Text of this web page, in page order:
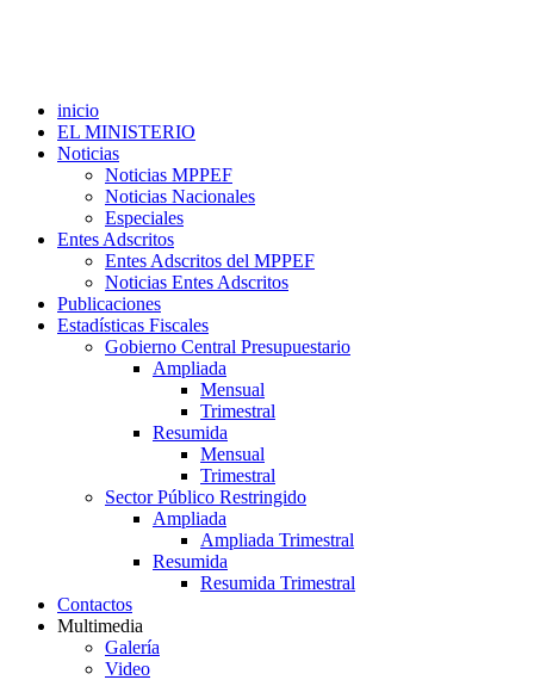
inicio
EL MINISTERIO
Noticias
Noticias MPPEF
Noticias Nacionales
Especiales
Entes Adscritos
Entes Adscritos del MPPEF
Noticias Entes Adscritos
Publicaciones
Estadísticas Fiscales
Gobierno Central Presupuestario
Ampliada
Mensual
Trimestral
Resumida
Mensual
Trimestral
Sector Público Restringido
Ampliada
Ampliada Trimestral
Resumida
Resumida Trimestral
Contactos
Multimedia
Galería
Video